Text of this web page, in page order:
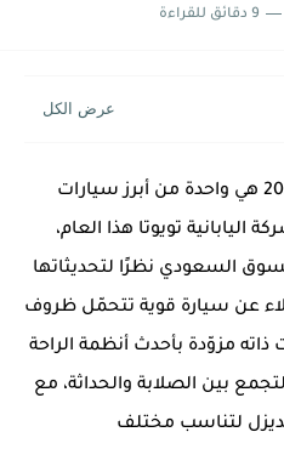
9 دقائق للقراءة
مميزات وعيوب تويوتا برادو 2026 هي واحدة من أبرز سيارات
اليابانية تويوتا هذا العام،
السعودي نظرًا لتحديثاتها
عن سيارة قوية تتحمّل ظروف
مزوّدة بأحدث أنظمة الراحة
والتقنيات. وجاءت برادو 2026 لتجمع بين الصلابة والحداثة، مع
لتناسب مختلف